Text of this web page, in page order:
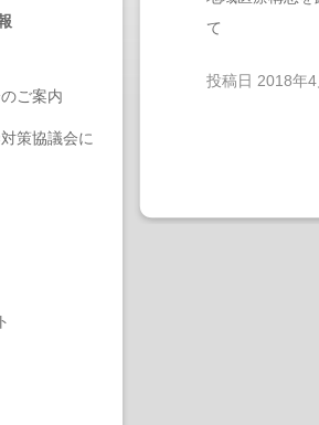
ご案内
策協議会に
て
投稿日 2018年